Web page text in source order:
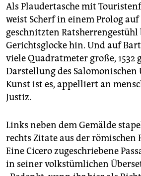
Als Plaudertasche mit
weist Scherf in einem Prolog
geschnitzten
Gerichtsglocke hin. Und auf
viele Quadratmeter große, 1532
Darstellung des Salomonischen
Kunst ist es, appelliert an
Justiz.
Links neben dem Gemälde
rechts Zitate aus der römischen
Eine Cicero zugeschriebene
in seiner volkstümlichen